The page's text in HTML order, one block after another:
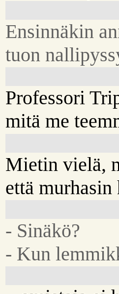
Ensinnäkin
tuon
Professori
mitä me
Mietin vielä,
että murhasin
- Sinäkö?
- Kun